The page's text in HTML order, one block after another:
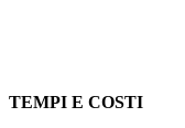
TEMPI E COSTI